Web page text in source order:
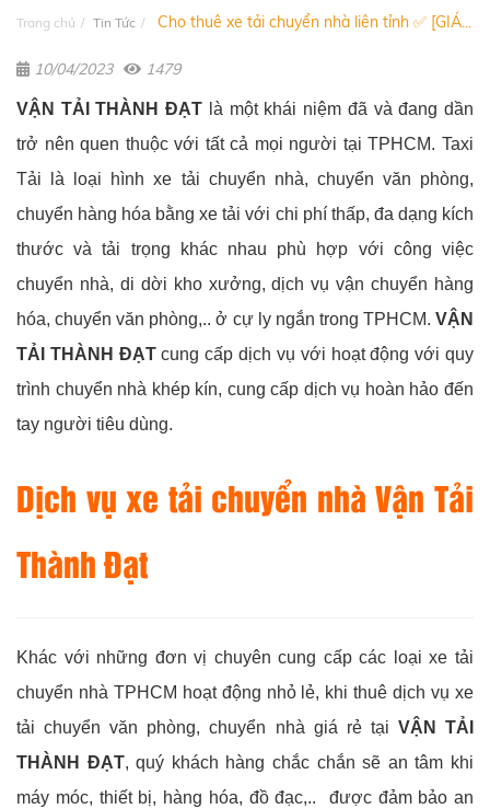
Trang chủ Tin Tức Cho thuê xe tải chuyển nhà liên tỉnh ✅ [GIÁ...
10/04/2023 1479
VẬN TẢI THÀNH ĐẠT là một khái niệm đã và đang dần
trở nên quen thuộc với tất cả mọi người tại TPHCM. Taxi
Tải là loại hình xe tải chuyển nhà, chuyển văn phòng,
chuyển hàng hóa bằng xe tải với chi phí thấp, đa dạng kích
thước và tải trọng khác nhau phù hợp với công việc
chuyển nhà, di dời kho xưởng, dịch vụ vận chuyển hàng
hóa, chuyển văn phòng,.. ở cự ly ngắn trong TPHCM. VẬN
TẢI THÀNH ĐẠTcung cấp dịch vụ với hoạt động với quy
trình chuyển nhà khép kín, cung cấp dịch vụ hoàn hảo đến
tay người tiêu dùng.
Dịch vụ xe tải chuyển nhà Vận Tải
Thành Đạt
Khác với những đơn vị chuyên cung cấp các loại xe tải
chuyển nhà TPHCM hoạt động nhỏ lẻ, khi thuê dịch vụ xe
tải chuyển văn phòng, chuyển nhà giá rẻ tại VẬN TẢI
THÀNH ĐẠT, quý khách hàng chắc chắn sẽ an tâm khi
máy móc, thiết bị, hàng hóa, đồ đạc,.. được đảm bảo an